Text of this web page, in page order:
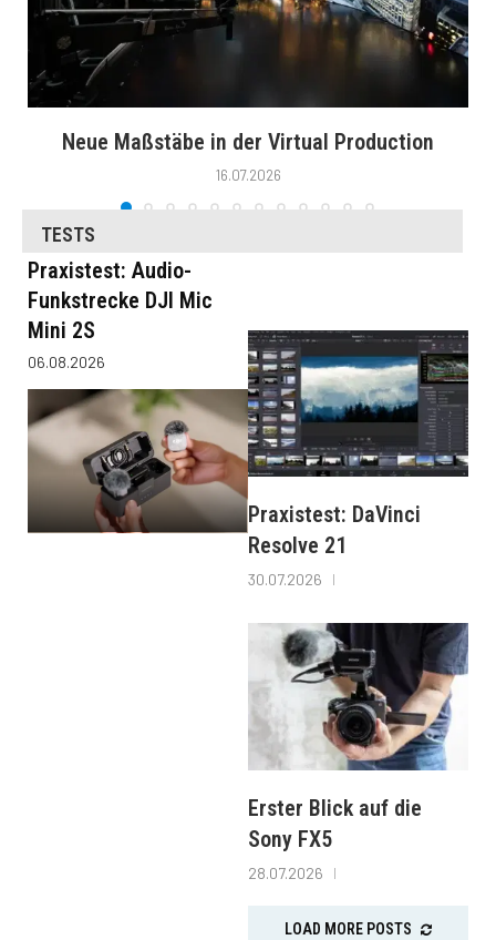
Neue Maßstäbe in der Virtual Production
16.07.2026
TESTS
Praxistest: Audio-
Funkstrecke DJI Mic
Mini 2S
06.08.2026
Praxistest: DaVinci
Resolve 21
30.07.2026
Erster Blick auf die
Sony FX5
28.07.2026
LOAD MORE POSTS